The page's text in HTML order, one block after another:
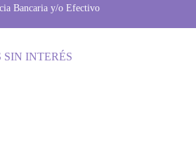
Bancaria y/o Efectivo
SIN INTERÉS